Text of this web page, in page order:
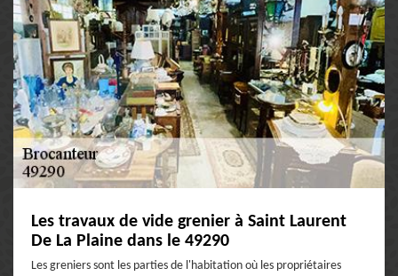
Les travaux de vide grenier à Saint Laurent
De La Plaine dans le 49290
Les greniers sont les parties de l'habitation où les propriétaires